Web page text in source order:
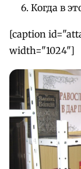
Когда в
[caption
width="1024"]